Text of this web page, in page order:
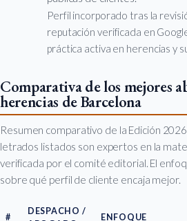
Perfil incorporado tras la
reputación verificada en
práctica activa en herencias y
Comparativa de los mejores
herencias de Barcelona
Resumen comparativo de la Edición
letrados listados son expertos en la
verificada por el comité editorial. El
sobre qué perfil de cliente encaja mejor.
#
DESPACHO /
ENFOQUE